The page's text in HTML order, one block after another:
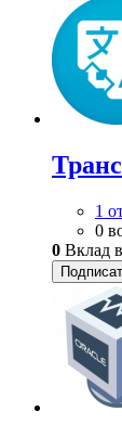
1
0
0 Вклад